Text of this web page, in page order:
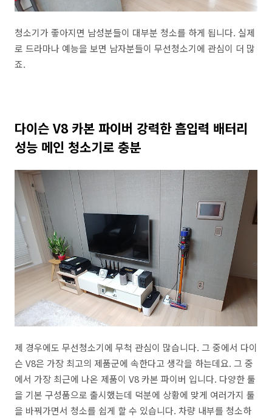
청소기가 좋아지면 남성분들이 대부분 청소를 하게 됩니다. 실제
로 드라마나 예능을 보면 남자분들이 무선청소기에 관심이 더 많
죠.
다이슨 V8 카본 파이버 강력한 흡입력 배터리
성능 메인 청소기로 충분
제 경우에도 무선청소기에 무척 관심이 많습니다. 그 중에서 다이
슨 V8은 가장 최고의 제품군에 속한다고 생각을 하는데요. 그 중
에서 가장 최근에 나온 제품이 V8 카본 파이버 입니다. 다양한 툴
을 기본 구성품으로 출시했는데 덕분에 상황에 맞게 여러가지 툴
을 바꿔가면서 청소를 쉽게 할 수 있습니다. 차량 내부를 청소하